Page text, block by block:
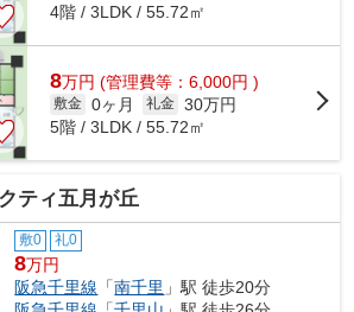
4階 / 3LDK / 55.72㎡
8万円 (管理費等：6,000円 )
敷金 0ヶ月 礼金 30万円
5階 / 3LDK / 55.72㎡
ティ五月が丘
敷0 礼0
8万円
阪急千里線 「南千里 」駅 徒歩20分